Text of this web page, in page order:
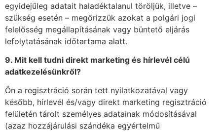
egyidejűleg adatait haladéktalanul töröljük, illetve –
szükség esetén – megőrizzük azokat a polgári jogi
felelősség megállapításának vagy büntető eljárás
lefolytatásának időtartama alatt.
9. Mit kell tudni direkt marketing és hírlevél célú
adatkezelésünkről?
Ön a regisztráció során tett nyilatkozatával vagy
később, hírlevél és/vagy direkt marketing regisztráció
felületén tárolt személyes adatainak módosításával
(azaz hozzájárulási szándéka egyértelmű